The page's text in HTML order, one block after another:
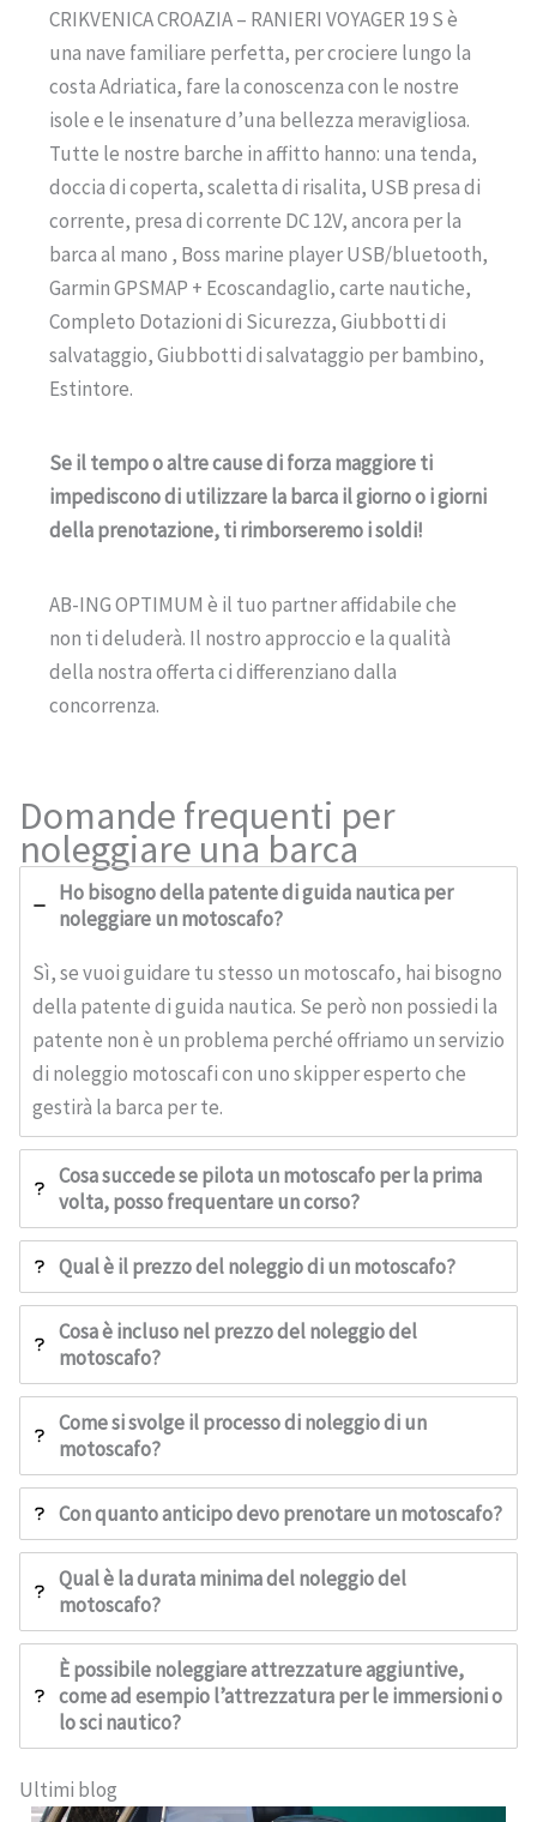
CRIKVENICA CROAZIA – RANIERI VOYAGER 19 S è
una nave familiare perfetta, per crociere lungo la
costa Adriatica, fare la conoscenza con le nostre
isole e le insenature d’una bellezza meravigliosa.
Tutte le nostre barche in affitto hanno: una tenda,
doccia di coperta, scaletta di risalita, USB presa di
corrente, presa di corrente DC 12V, ancora per la
barca al mano , Boss marine player USB/bluetooth,
Garmin GPSMAP + Ecoscandaglio, carte nautiche,
Completo Dotazioni di Sicurezza, Giubbotti di
salvataggio, Giubbotti di salvataggio per bambino,
Estintore.
Se il tempo o altre cause di forza maggiore ti
impediscono di utilizzare la barca il giorno o i giorni
della prenotazione, ti rimborseremo i soldi!
AB-ING OPTIMUM è il tuo partner affidabile che
non ti deluderà. Il nostro approccio e la qualità
della nostra offerta ci differenziano dalla
concorrenza.
Domande frequenti per
noleggiare una barca
Ho bisogno della patente di guida nautica per
noleggiare un motoscafo?
Sì, se vuoi guidare tu stesso un motoscafo, hai bisogno
della patente di guida nautica. Se però non possiedi la
patente non è un problema perché offriamo un servizio
di noleggio motoscafi con uno skipper esperto che
gestirà la barca per te.
Cosa succede se pilota un motoscafo per la prima
volta, posso frequentare un corso?
Qual è il prezzo del noleggio di un motoscafo?
Cosa è incluso nel prezzo del noleggio del
motoscafo?
Come si svolge il processo di noleggio di un
motoscafo?
Con quanto anticipo devo prenotare un motoscafo?
Qual è la durata minima del noleggio del
motoscafo?
È possibile noleggiare attrezzature aggiuntive,
come ad esempio l’attrezzatura per le immersioni o
lo sci nautico?
Ultimi blog